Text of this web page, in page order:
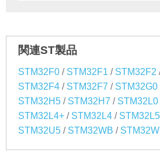
関連ST製品
STM32F0 / STM32F1 / STM32F2
STM32F4 / STM32F7 / STM32G0
STM32H5 / STM32H7 / STM32L0
STM32L4+ / STM32L4 / STM32L5
STM32U5 / STM32WB /